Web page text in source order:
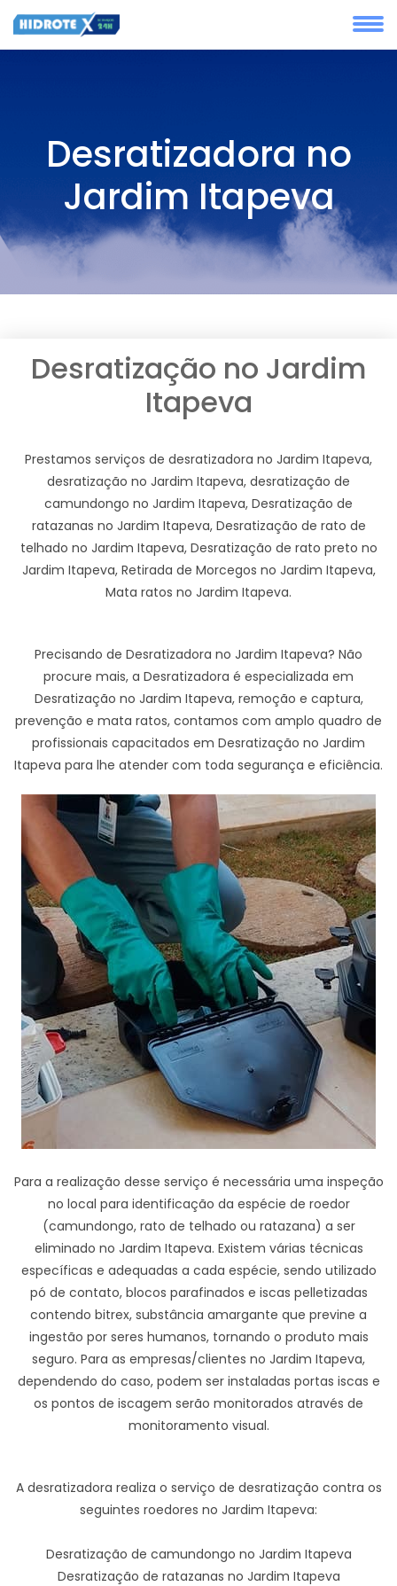
Desratizadora no
Jardim Itapeva
Desratização no Jardim
Itapeva
Prestamos serviços de desratizadora no Jardim Itapeva,
desratização no Jardim Itapeva, desratização de
camundongo no Jardim Itapeva, Desratização de
ratazanas no Jardim Itapeva, Desratização de rato de
telhado no Jardim Itapeva, Desratização de rato preto no
Jardim Itapeva, Retirada de Morcegos no Jardim Itapeva,
Mata ratos no Jardim Itapeva.
Precisando de Desratizadora no Jardim Itapeva? Não
procure mais, a Desratizadora é especializada em
Desratização no Jardim Itapeva, remoção e captura,
prevenção e mata ratos, contamos com amplo quadro de
profissionais capacitados em Desratização no Jardim
Itapeva para lhe atender com toda segurança e eficiência.
Para a realização desse serviço é necessária uma inspeção
no local para identificação da espécie de roedor
(camundongo, rato de telhado ou ratazana) a ser
eliminado no Jardim Itapeva. Existem várias técnicas
específicas e adequadas a cada espécie, sendo utilizado
pó de contato, blocos parafinados e iscas pelletizadas
contendo bitrex, substância amargante que previne a
ingestão por seres humanos, tornando o produto mais
seguro. Para as empresas/clientes no Jardim Itapeva,
dependendo do caso, podem ser instaladas portas iscas e
os pontos de iscagem serão monitorados através de
monitoramento visual.
A desratizadora realiza o serviço de desratização contra os
seguintes roedores no Jardim Itapeva:
Desratização de camundongo no Jardim Itapeva
Desratização de ratazanas no Jardim Itapeva